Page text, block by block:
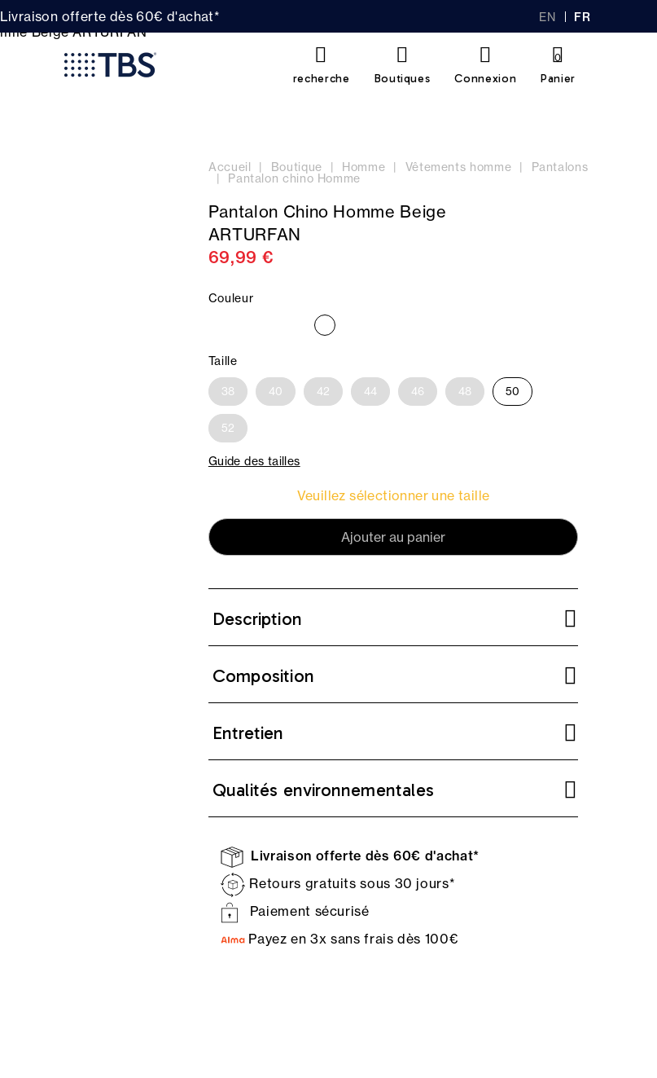
Livraison offerte dès 60€ d'achat* EN FR
recherche Boutiques Connexion Panier
0
Accueil Boutique Homme Vêtements homme Pantalons
Pantalon chino Homme
Pantalon Chino Homme Beige
ARTURFAN
69,99 €
Couleur
Taille
38 40 42 44 46 48 50
52
Guide des tailles
Veuillez sélectionner une taille
Ajouter au panier
Description
Composition
Entretien
Qualités environnementales
Livraison offerte dès 60€ d'achat*
Retours gratuits sous 30 jours*
Paiement sécurisé
Payez en 3x sans frais dès 100€